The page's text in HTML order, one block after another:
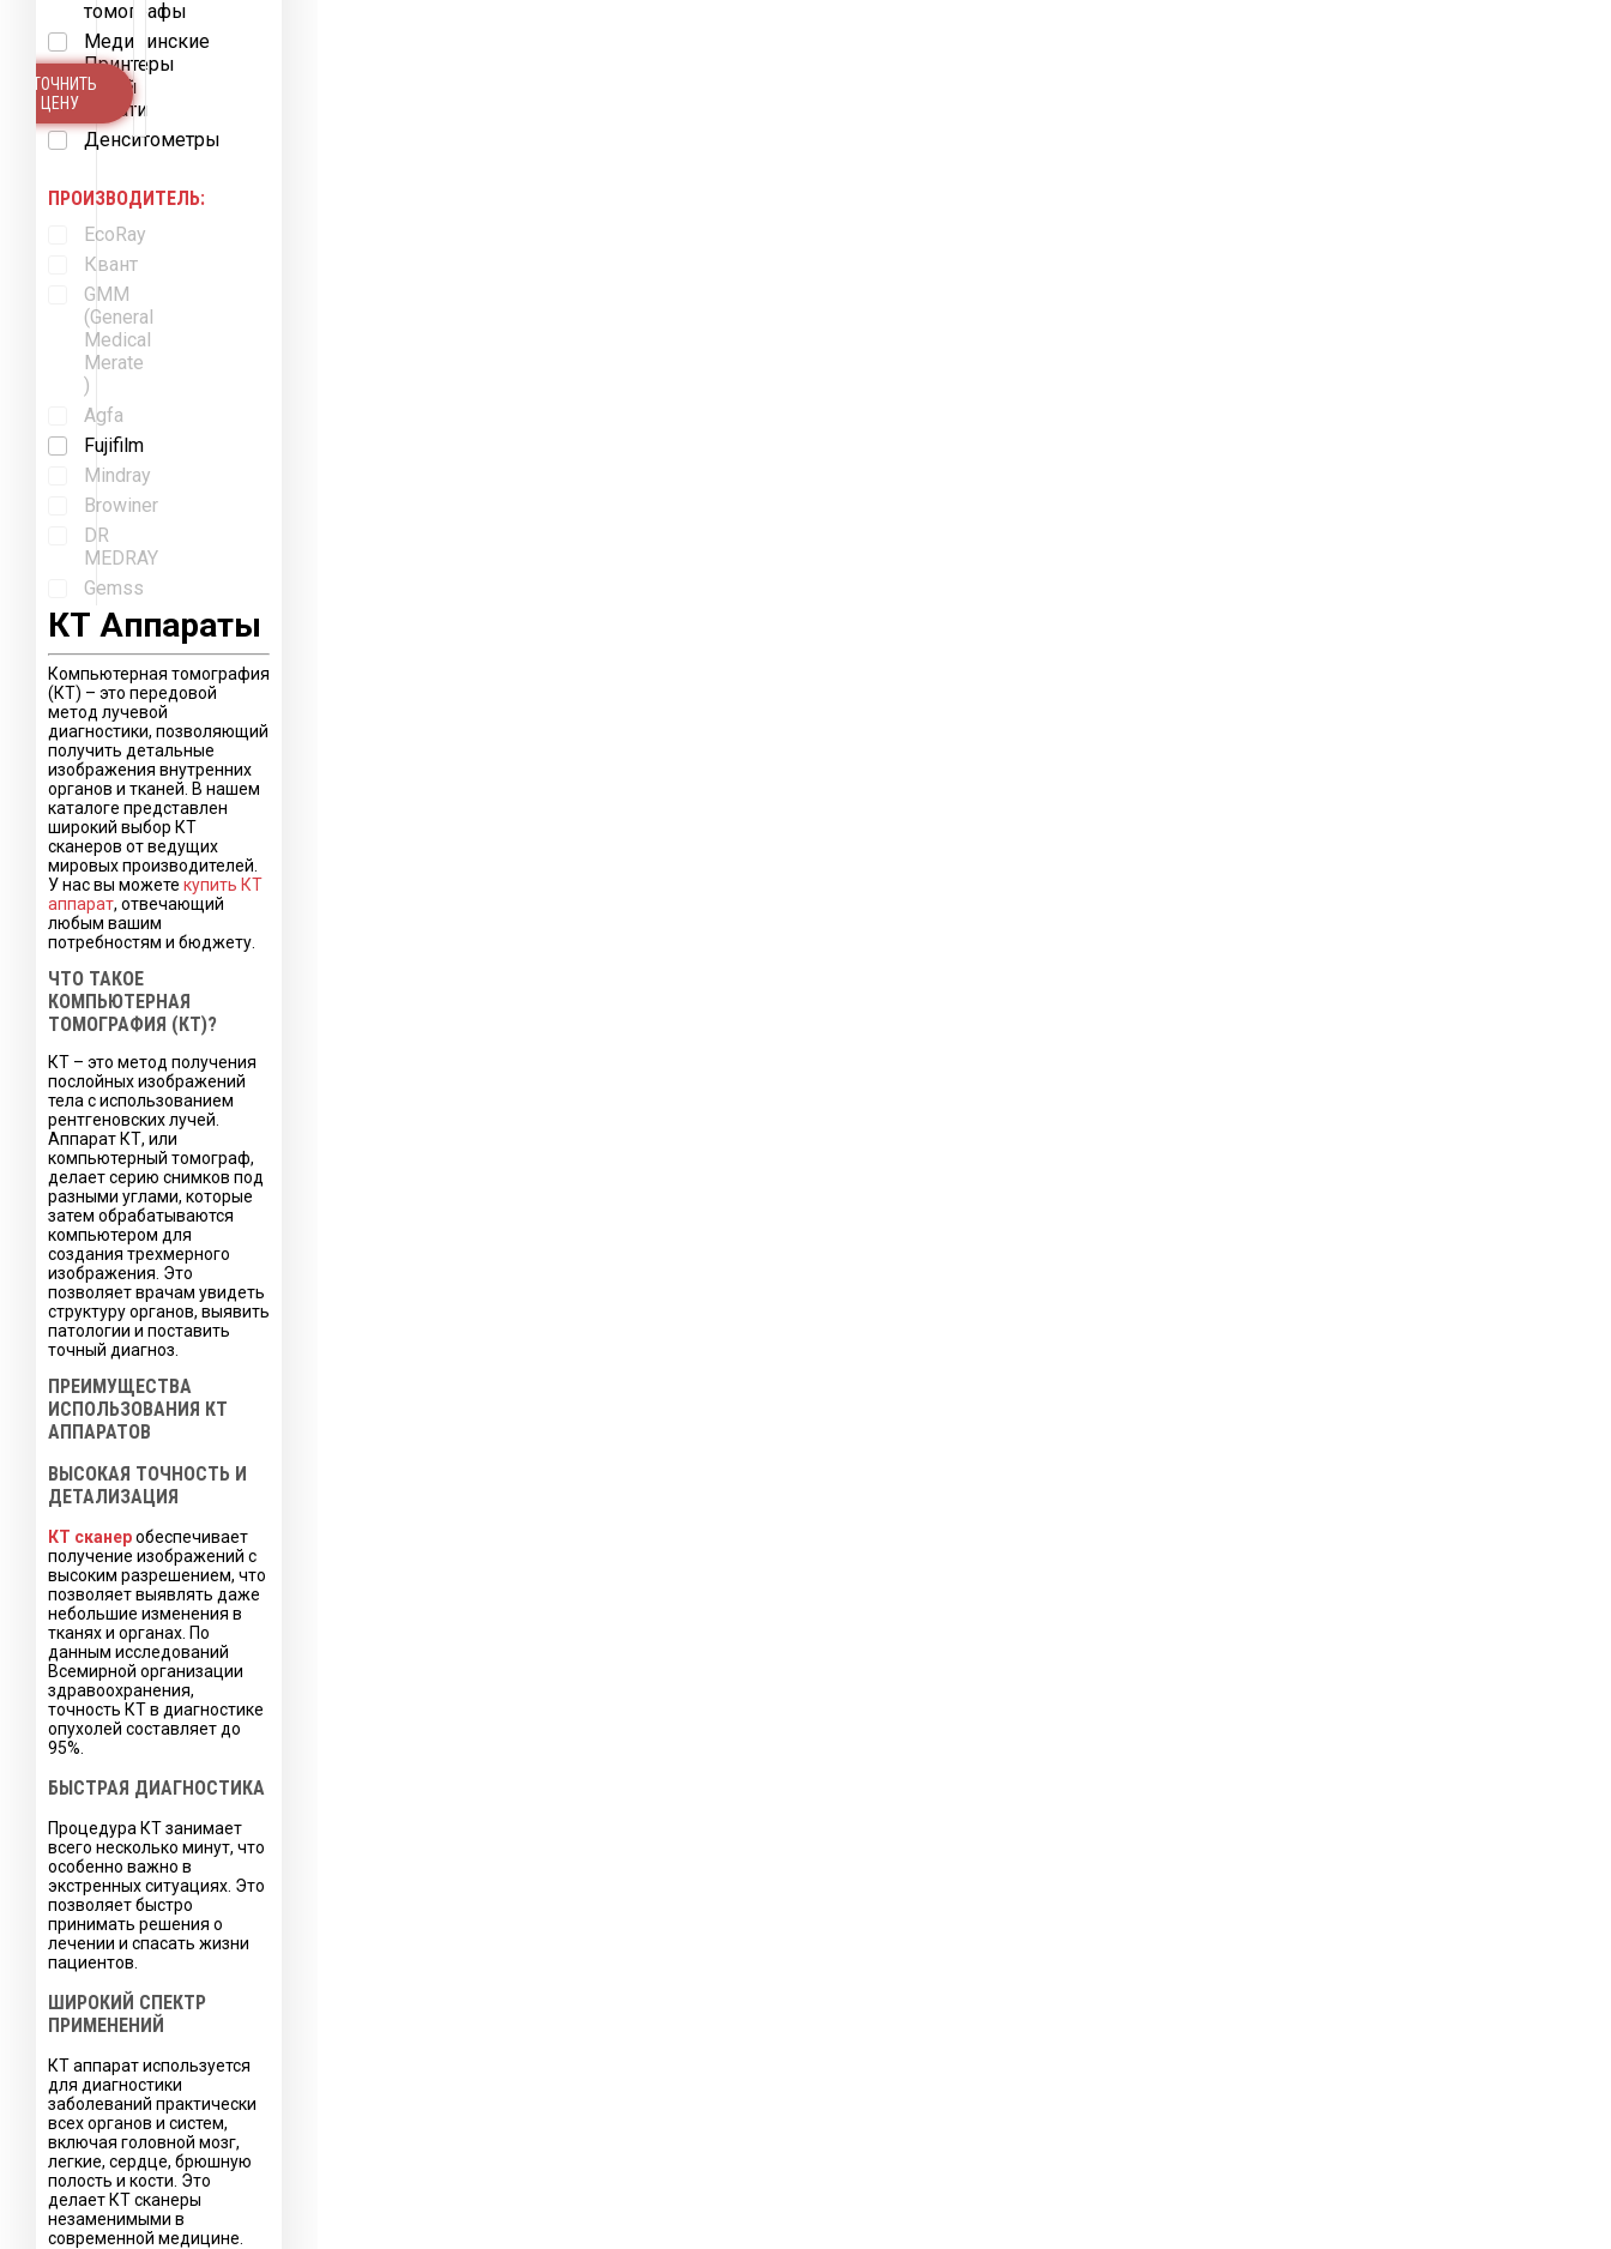
томографы
Медицинские
Принтеры
Сухой
Печати
Денситометры
ПРОИЗВОДИТЕЛЬ:
EcoRay
Квант
GMM
(General
Medical
Merate
)
Agfa
Fujifilm
Mindray
Browiner
DR
MEDRAY
Gemss
УТОЧНИТЬ
ЦЕНУ
КТ Аппараты
Компьютерная томография
(КТ) – это передовой
метод лучевой
диагностики, позволяющий
получить детальные
изображения внутренних
органов и тканей. В нашем
каталоге представлен
широкий выбор КТ
сканеров от ведущих
мировых производителей.
У нас вы можете купить КТ
аппарат, отвечающий
любым вашим
потребностям и бюджету.
ЧТО ТАКОЕ
КОМПЬЮТЕРНАЯ
ТОМОГРАФИЯ (КТ)?
КТ – это метод получения
послойных изображений
тела с использованием
рентгеновских лучей.
Аппарат КТ, или
компьютерный томограф,
делает серию снимков под
разными углами, которые
затем обрабатываются
компьютером для
создания трехмерного
изображения. Это
позволяет врачам увидеть
структуру органов, выявить
патологии и поставить
точный диагноз.
ПРЕИМУЩЕСТВА
ИСПОЛЬЗОВАНИЯ КТ
АППАРАТОВ
ВЫСОКАЯ ТОЧНОСТЬ И
ДЕТАЛИЗАЦИЯ
КТ сканеробеспечивает
получение изображений с
высоким разрешением, что
позволяет выявлять даже
небольшие изменения в
тканях и органах. По
данным исследований
Всемирной организации
здравоохранения,
точность КТ в диагностике
опухолей составляет до
95%.
БЫСТРАЯ ДИАГНОСТИКА
Процедура КТ занимает
всего несколько минут, что
особенно важно в
экстренных ситуациях. Это
позволяет быстро
принимать решения о
лечении и спасать жизни
пациентов.
ШИРОКИЙ СПЕКТР
ПРИМЕНЕНИЙ
КТ аппарат используется
для диагностики
заболеваний практически
всех органов и систем,
включая головной мозг,
легкие, сердце, брюшную
полость и кости. Это
делает КТ сканеры
незаменимыми в
современной медицине.